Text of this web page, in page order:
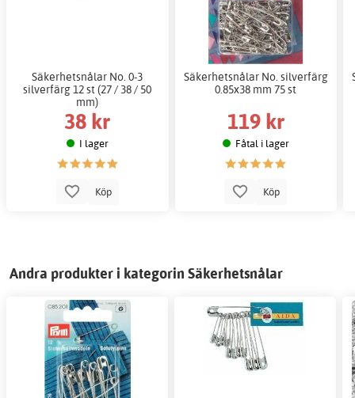
Säkerhetsnålar No. 0-3
silverfärg 12 st (27 / 38 / 50
mm)
38 kr
I lager
Köp
Säkerhetsnålar No. silverfärg
0.85x38 mm 75 st
119 kr
Fåtal i lager
Köp
Andra produkter i kategorin Säkerhetsnålar